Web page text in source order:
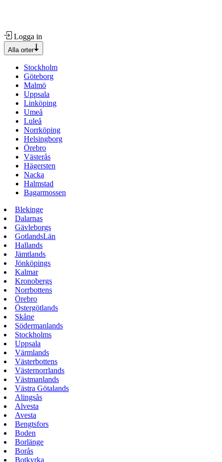
Logga in
Alla orter
Stockholm
Göteborg
Malmö
Uppsala
Linköping
Umeå
Luleå
Norrköping
Helsingborg
Örebro
Västerås
Hägersten
Nacka
Halmstad
Bagarmossen
Blekinge
Dalarnas
Gävleborgs
GotlandsLän
Hallands
Jämtlands
Jönköpings
Kalmar
Kronobergs
Norrbottens
Örebro
Östergötlands
Skåne
Södermanlands
Stockholms
Uppsala
Värmlands
Västerbottens
Västernorrlands
Västmanlands
Västra Götalands
Alingsås
Alvesta
Avesta
Bengtsfors
Boden
Borlänge
Borås
Botkyrka